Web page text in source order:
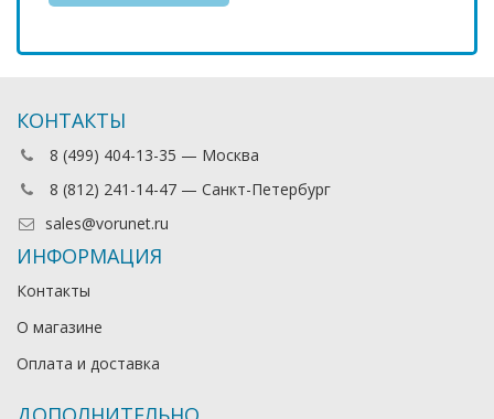
КОНТАКТЫ
8 (499) 404-13-35 — Москва
8 (812) 241-14-47 — Санкт-Петербург
sales@vorunet.ru
ИНФОРМАЦИЯ
Контакты
О магазине
Оплата и доставка